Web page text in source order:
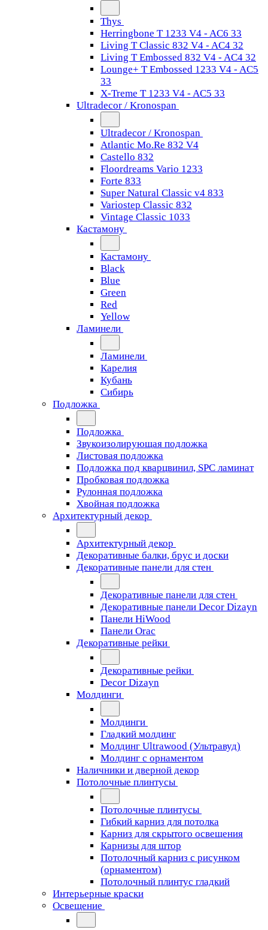
Thys
Herringbone T 1233 V4 - AC6 33
Living T Classic 832 V4 - AC4 32
Living T Embossed 832 V4 - AC4 32
Lounge+ T Embossed 1233 V4 - AC5
33
X-Treme T 1233 V4 - AC5 33
Ultradecor / Kronospan
Ultradecor / Kronospan
Atlantic Mo.Re 832 V4
Castello 832
Floordreams Vario 1233
Forte 833
Super Natural Classic v4 833
Variostep Classic 832
Vintage Classic 1033
Кастамону
Кастамону
Black
Blue
Green
Red
Yellow
Ламинели
Ламинели
Карелия
Кубань
Сибирь
Подложка
Подложка
Звукоизолирующая подложка
Листовая подложка
Подложка под кварцвинил, SPC ламинат
Пробковая подложка
Рулонная подложка
Хвойная подложка
Архитектурный декор
Архитектурный декор
Декоративные балки, брус и доски
Декоративные панели для стен
Декоративные панели для стен
Декоративные панели Decor Dizayn
Панели HiWood
Панели Orac
Декоративные рейки
Декоративные рейки
Decor Dizayn
Молдинги
Молдинги
Гладкий молдинг
Молдинг Ultrawood (Ультравуд)
Молдинг с орнаментом
Наличники и дверной декор
Потолочные плинтусы
Потолочные плинтусы
Гибкий карниз для потолка
Карниз для скрытого освещения
Карнизы для штор
Потолочный карниз с рисунком
(орнаментом)
Потолочный плинтус гладкий
Интерьерные краски
Освещение